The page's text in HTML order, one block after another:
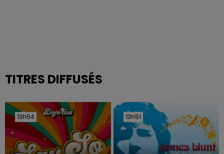
TITRES DIFFUSÉS
13h54
13h54 13h51
13h51